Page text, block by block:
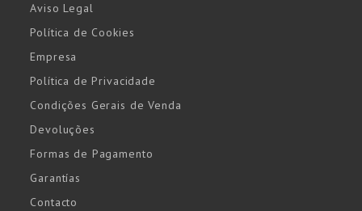
Aviso Legal
Política de Cookies
Empresa
Política de Privacidade
Condições Gerais de Venda
Devoluções
Formas de Pagamento
Garantías
Contacto